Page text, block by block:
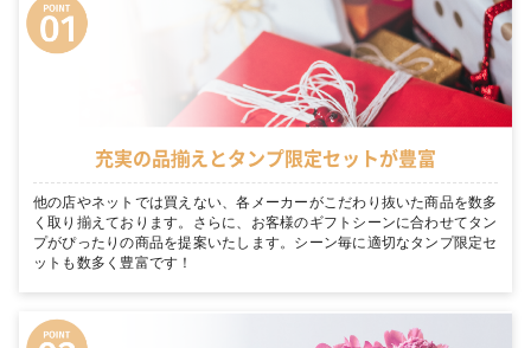
充実の品揃えとタンプ限定セットが豊富
他の店やネットでは買えない、各メーカーがこだわり抜いた商品を数多
く取り揃えております。さらに、お客様のギフトシーンに合わせてタン
プがぴったりの商品を提案いたします。シーン毎に適切なタンプ限定セ
ットも数多く豊富です！